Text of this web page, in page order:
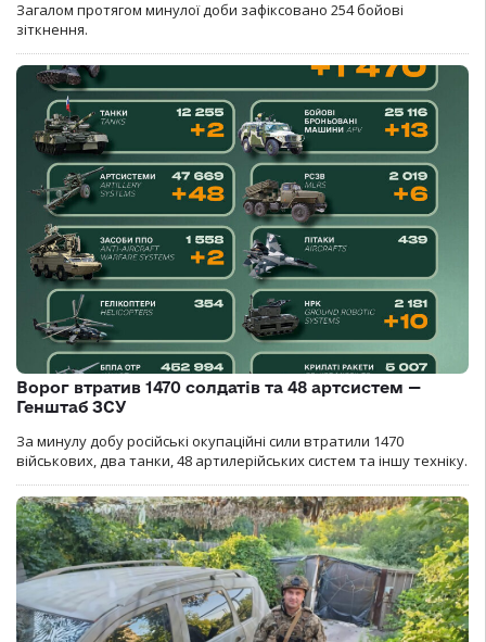
Загалом протягом минулої доби зафіксовано 254 бойові
зіткнення.
Ворог втратив 1470 солдатів та 48 артсистем —
Генштаб ЗСУ
За минулу добу російські окупаційні сили втратили 1470
військових, два танки, 48 артилерійських систем та іншу техніку.